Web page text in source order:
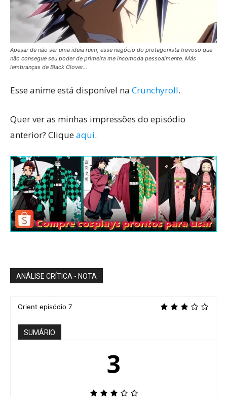
Apesar de não ser uma ideia ruim, esse negócio do protagonista trevoso que
não consegue seu poder de primeira me incomoda pessoalmente. Más
lembranças de Black Clover…
Esse anime está disponível na Crunchyroll.
Quer ver as minhas impressões do episódio
anterior? Cliqueaqui.
ANÁLISE CRÍTICA - NOTA
Orient episódio 7
SUMÁRIO
3